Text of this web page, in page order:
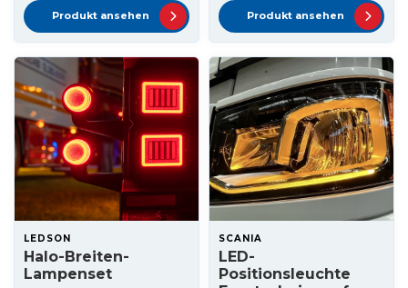
Produkt ansehen Produkt ansehen
LEDSON
Halo-Breiten-
Lampenset
SCANIA
LED-
Positionsleuchte